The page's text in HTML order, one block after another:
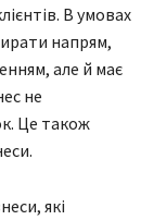
В умовах
напрям,
але й має
не
Це також
які